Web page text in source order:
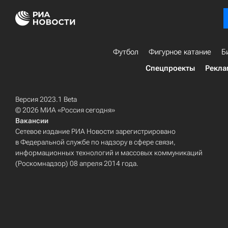
Футбол Фигурное катание
Спецпроекты
Версия 2023.1 Beta
© 2026 МИА «Россия сегодня»
Вакансии
Сетевое издание РИА Новости зарегистрировано
в Федеральной службе по надзору в сфере связи,
информационных технологий и массовых коммуникаций
(Роскомнадзор) 08 апреля 2014 года.